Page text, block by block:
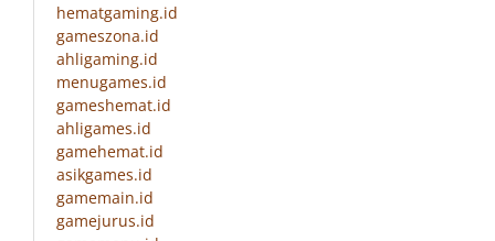
hematgaming.id
gameszona.id
ahligaming.id
menugames.id
gameshemat.id
ahligames.id
gamehemat.id
asikgames.id
gamemain.id
gamejurus.id